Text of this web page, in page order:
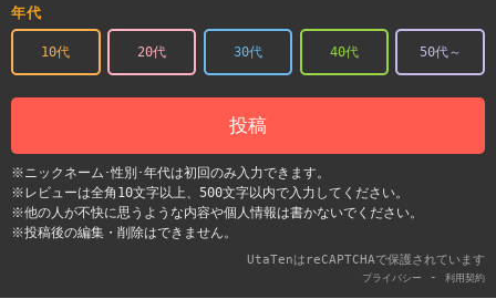
年代
10代 20代 30代 40代 50代～
投稿
※ニックネーム･性別･年代は初回のみ入力できます。
※レビューは全角10文字以上、500文字以内で入力してください。
※他の人が不快に思うような内容や個人情報は書かないでください。
※投稿後の編集・削除はできません。
UtaTenはreCAPTCHAで保護されています
プライバシー - 利用契約